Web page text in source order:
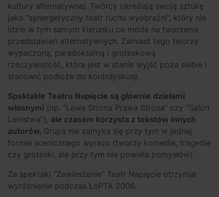
kultury alternatywnej. Twórcy określają swoją sztukę
jako “synergetyczny teatr ruchu wyobraźni”, który nie
idzie w tym samym kierunku co moda na tworzenie
przedstawień alternatywnych. Zamiast tego tworzy
wypaczoną, paradoksalną i groteskową
rzeczywistość, która jest w stanie wyjść poza siebie i
stanowić podłoże do kontrdyskusji.
Spektakle Teatru Napięcie są głównie dziełami
własnymi (np. “Lewa Strona Prawa Strona” czy “Salon
Lenistwa”), ale czasem korzysta z tekstów innych
autorów. Grupa nie zamyka się przy tym w jednej
formie scenicznego wyrazu (tworzy komedie, tragedie
czy groteski, ale przy tym nie powiela pomysłów).
Za spektakl “Zawieszenie” Teatr Napięcie otrzymał
wyróżnienie podczas ŁóPTA 2006.